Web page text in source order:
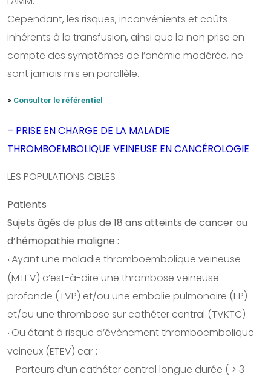
Cependant, les risques, inconvénients et coûts
inhérents à la transfusion, ainsi que la non prise en
compte des symptômes de l’anémie modérée, ne
sont jamais mis en parallèle.
> Consulter le référentiel
– PRISE EN CHARGE DE LA MALADIE
THROMBOEMBOLIQUE VEINEUSE EN CANCÉROLOGIE
LES POPULATIONS CIBLES :
Patients
Sujets âgés de plus de 18 ans atteints de cancer ou
d’hémopathie maligne :
• Ayant une maladie thromboembolique veineuse
(MTEV) c’est-à-dire une thrombose veineuse
profonde (TVP) et/ou une embolie pulmonaire (EP)
et/ou une thrombose sur cathéter central (TVKTC)
• Ou étant à risque d’évènement thromboembolique
veineux (ETEV) car :
– Porteurs d’un cathéter central longue durée ( > 3